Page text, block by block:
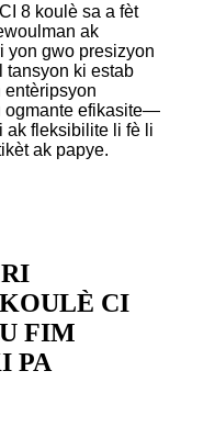
8 koulè sa a fèt
ak
yon gwo presizyon
tansyon ki estab
entèripsyon
ogmante efikasite—
ak fleksibilite li fè li
ak papye.
CI
FIM
PA